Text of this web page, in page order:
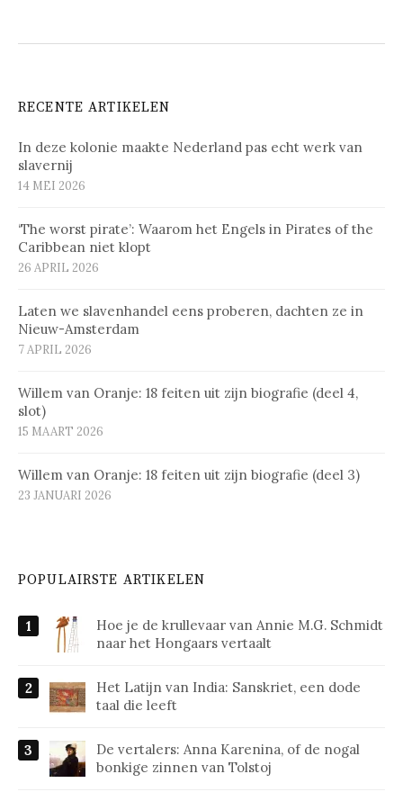
RECENTE ARTIKELEN
In deze kolonie maakte Nederland pas echt werk van
slavernij
14 MEI 2026
‘The worst pirate’: Waarom het Engels in Pirates of the
Caribbean niet klopt
26 APRIL 2026
Laten we slavenhandel eens proberen, dachten ze in
Nieuw-Amsterdam
7 APRIL 2026
Willem van Oranje: 18 feiten uit zijn biografie (deel 4,
slot)
15 MAART 2026
Willem van Oranje: 18 feiten uit zijn biografie (deel 3)
23 JANUARI 2026
POPULAIRSTE ARTIKELEN
Hoe je de krullevaar van Annie M.G. Schmidt
naar het Hongaars vertaalt
Het Latijn van India: Sanskriet, een dode
taal die leeft
De vertalers: Anna Karenina, of de nogal
bonkige zinnen van Tolstoj